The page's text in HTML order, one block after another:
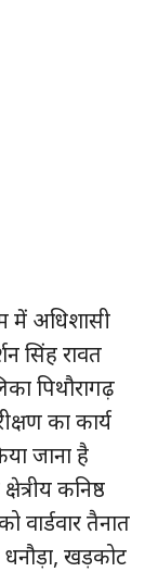
में अधिशासी
सिंह रावत
पिथौरागढ़
का कार्य
जाना है
कनिष्ठ
तैनात
खड़कोट